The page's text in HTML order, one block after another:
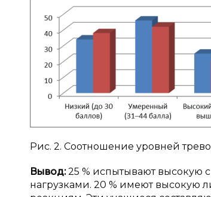
Рис. 2. Соотношение уровней
Вывод:25 % испытывают высокую
нагрузками. 20 % имеют высокую